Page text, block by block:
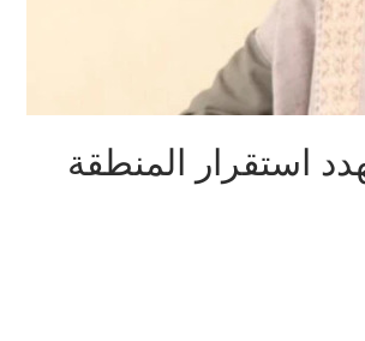
استقرار المنطقة